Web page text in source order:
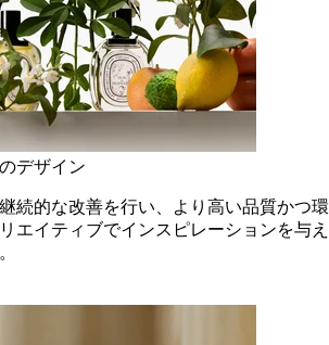
デザイン
続的な改善を行い、より高い品質かつ環
エイティブでインスピレーションを与え